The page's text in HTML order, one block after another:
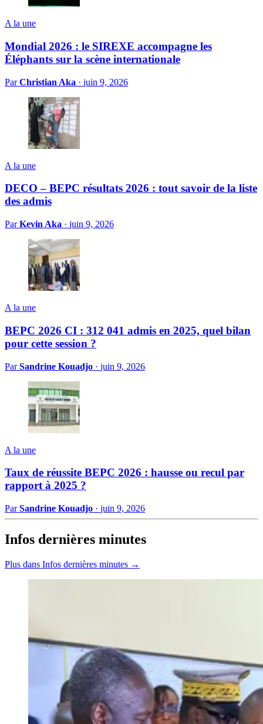
A la une
Mondial 2026 : le SIREXE accompagne les
Éléphants sur la scène internationale
ParChristian Aka · juin 9, 2026
A la une
DECO – BEPC résultats 2026 : tout savoir de la liste
des admis
ParKevin Aka · juin 9, 2026
A la une
BEPC 2026 CI : 312 041 admis en 2025, quel bilan
pour cette session ?
ParSandrine Kouadjo · juin 9, 2026
A la une
Taux de réussite BEPC 2026 : hausse ou recul par
rapport à 2025 ?
ParSandrine Kouadjo · juin 9, 2026
Infos dernières minutes
Plus dans Infos dernières minutes →